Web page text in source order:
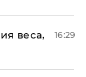
веса,
16:29